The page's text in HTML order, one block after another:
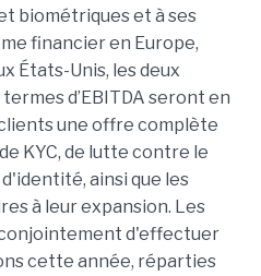
biométriques et à ses
financier en Europe,
États-Unis, les deux
d’EBITDA seront en
une offre complète
KYC, de lutte contre le
ainsi que les
à leur expansion. Les
d'effectuer
cette année, réparties